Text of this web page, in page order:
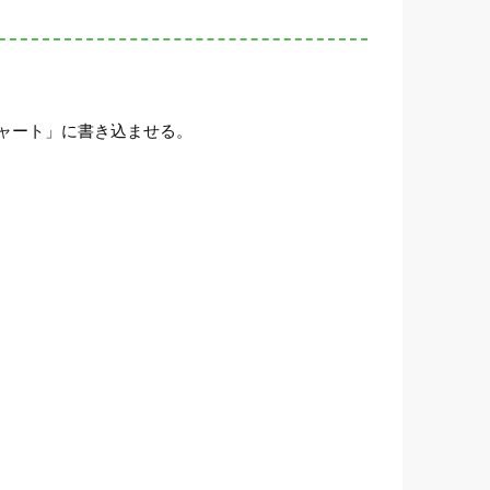
ト」に書き込ませる。